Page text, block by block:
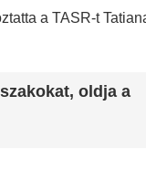
a TASR-t
oldja a